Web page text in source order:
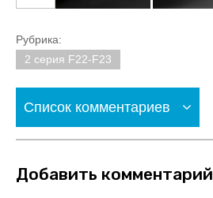
Рубрика:
2 серия F22-F23
Список комментариев
Добавить комментарий